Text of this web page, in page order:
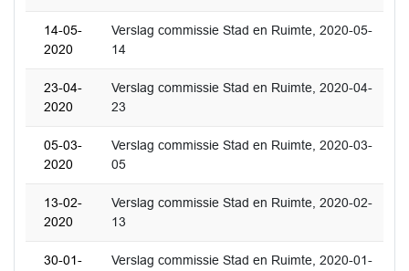
14-05-
2020
Verslag commissie Stad en Ruimte, 2020-05-
14
23-04-
2020
Verslag commissie Stad en Ruimte, 2020-04-
23
05-03-
2020
Verslag commissie Stad en Ruimte, 2020-03-
05
13-02-
2020
Verslag commissie Stad en Ruimte, 2020-02-
13
30-01-
Verslag commissie Stad en Ruimte, 2020-01-